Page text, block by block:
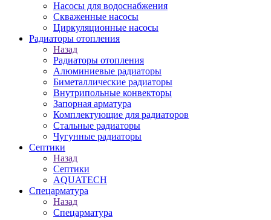
Насосы для водоснабжения
Скваженные насосы
Циркуляционные насосы
Радиаторы отопления
Назад
Радиаторы отопления
Алюминиевые радиаторы
Биметаллические радиаторы
Внутрипольные конвекторы
Запорная арматура
Комплектующие для радиаторов
Стальные радиаторы
Чугунные радиаторы
Септики
Назад
Септики
AQUATECH
Спецарматура
Назад
Спецарматура